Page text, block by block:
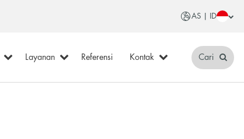
AS | ID
Layanan Referensi Kontak Cari